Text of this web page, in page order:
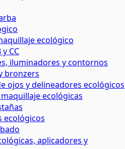
ecológico
CC
iluminadores y contornos
bronzers
ojos y delineadores ecológicos
ecológicas
ecológicos
aplicadores y